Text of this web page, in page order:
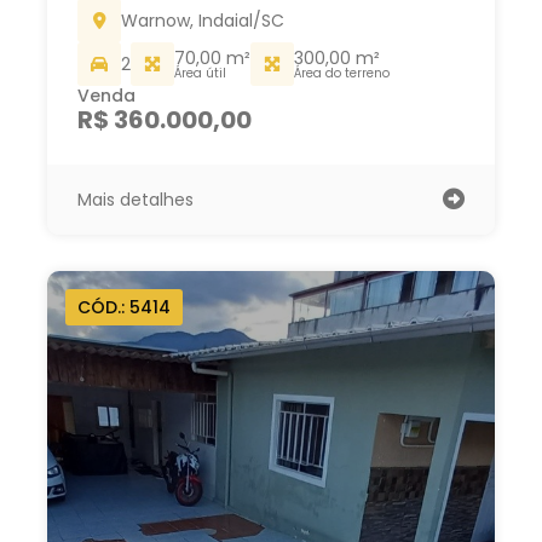
Warnow, Indaial/SC
2
70,00 m²
Área útil
300,00 m²
Área do terreno
Venda
R$ 360.000,00
Mais detalhes
CÓD.: 5414